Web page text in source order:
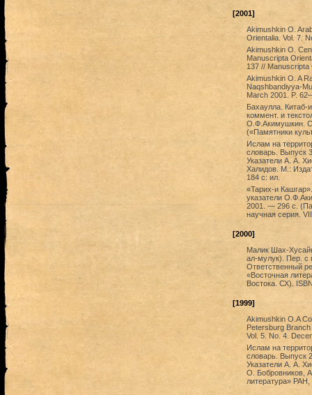
[2001]
Akimushkin O.
Orientalia. Vol. 7.
Akimushkin O.
Manuscripta
137 // Manuscripta
Akimushkin O. A
Naqshbandiyya-
March 2001. P.
Бахаулла. Китаб-
коммент. и
О.Ф.Акимушкин.
(«Памятники
Ислам на
словарь. Выпуск
Указатели А. А.
Халидов. М.:
184 с: ил.
«Тарих-и
указатели
2001. — 296 с.
научная серия.
[2000]
Малик Шах-
ал-мулук). Пер. с
Ответственный
«Восточная
Востока. СХ).
[1999]
Akimushkin O.A
Petersburg
Vol. 5. No. 4.
Ислам на
словарь. Выпуск
Указатели А. А.
О. Бобровников,
литература»